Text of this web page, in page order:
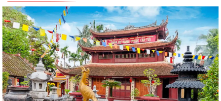
SĨ
CHIẾN DỊCH 500 NGÀY ĐÊM ĐẨY MẠNH THỰC HIỆN, TÌM KIẾM, QUY
TẬP, XÁC ĐỊNH DANH TÍNH HÀI CỐT LIỆT SĨ
NGHỊ QUYẾT Quy định nội dung chi, mức chi kinh phí bảo đảm cho
công tác xây dựng văn bản quy...
10 Nghị quyết trụ cột trong kỷ nguyên vươn mình của dân tộc